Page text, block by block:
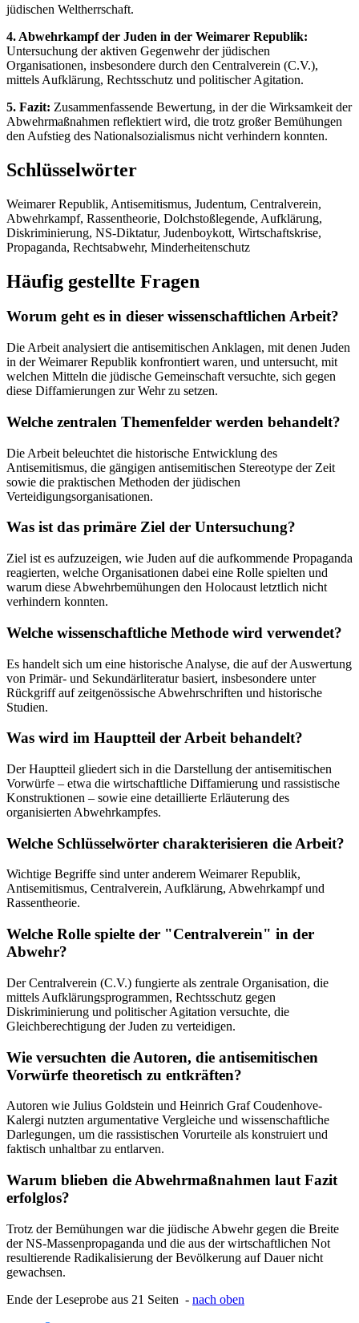
jüdischen Weltherrschaft.
4. Abwehrkampf der Juden in der Weimarer Republik:
Untersuchung der aktiven Gegenwehr der jüdischen
Organisationen, insbesondere durch den Centralverein (C.V.),
mittels Aufklärung, Rechtsschutz und politischer Agitation.
5. Fazit: Zusammenfassende Bewertung, in der die Wirksamkeit der
Abwehrmaßnahmen reflektiert wird, die trotz großer Bemühungen
den Aufstieg des Nationalsozialismus nicht verhindern konnten.
Schlüsselwörter
Weimarer Republik, Antisemitismus, Judentum, Centralverein,
Abwehrkampf, Rassentheorie, Dolchstoßlegende, Aufklärung,
Diskriminierung, NS-Diktatur, Judenboykott, Wirtschaftskrise,
Propaganda, Rechtsabwehr, Minderheitenschutz
Häufig gestellte Fragen
Worum geht es in dieser wissenschaftlichen Arbeit?
Die Arbeit analysiert die antisemitischen Anklagen, mit denen Juden
in der Weimarer Republik konfrontiert waren, und untersucht, mit
welchen Mitteln die jüdische Gemeinschaft versuchte, sich gegen
diese Diffamierungen zur Wehr zu setzen.
Welche zentralen Themenfelder werden behandelt?
Die Arbeit beleuchtet die historische Entwicklung des
Antisemitismus, die gängigen antisemitischen Stereotype der Zeit
sowie die praktischen Methoden der jüdischen
Verteidigungsorganisationen.
Was ist das primäre Ziel der Untersuchung?
Ziel ist es aufzuzeigen, wie Juden auf die aufkommende Propaganda
reagierten, welche Organisationen dabei eine Rolle spielten und
warum diese Abwehrbemühungen den Holocaust letztlich nicht
verhindern konnten.
Welche wissenschaftliche Methode wird verwendet?
Es handelt sich um eine historische Analyse, die auf der Auswertung
von Primär- und Sekundärliteratur basiert, insbesondere unter
Rückgriff auf zeitgenössische Abwehrschriften und historische
Studien.
Was wird im Hauptteil der Arbeit behandelt?
Der Hauptteil gliedert sich in die Darstellung der antisemitischen
Vorwürfe – etwa die wirtschaftliche Diffamierung und rassistische
Konstruktionen – sowie eine detaillierte Erläuterung des
organisierten Abwehrkampfes.
Welche Schlüsselwörter charakterisieren die Arbeit?
Wichtige Begriffe sind unter anderem Weimarer Republik,
Antisemitismus, Centralverein, Aufklärung, Abwehrkampf und
Rassentheorie.
Welche Rolle spielte der "Centralverein" in der
Abwehr?
Der Centralverein (C.V.) fungierte als zentrale Organisation, die
mittels Aufklärungsprogrammen, Rechtsschutz gegen
Diskriminierung und politischer Agitation versuchte, die
Gleichberechtigung der Juden zu verteidigen.
Wie versuchten die Autoren, die antisemitischen
Vorwürfe theoretisch zu entkräften?
Autoren wie Julius Goldstein und Heinrich Graf Coudenhove-
Kalergi nutzten argumentative Vergleiche und wissenschaftliche
Darlegungen, um die rassistischen Vorurteile als konstruiert und
faktisch unhaltbar zu entlarven.
Warum blieben die Abwehrmaßnahmen laut Fazit
erfolglos?
Trotz der Bemühungen war die jüdische Abwehr gegen die Breite
der NS-Massenpropaganda und die aus der wirtschaftlichen Not
resultierende Radikalisierung der Bevölkerung auf Dauer nicht
gewachsen.
Ende der Leseprobe aus 21 Seiten - nach oben